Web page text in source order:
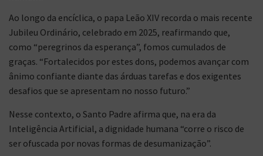
Ao longo da encíclica, o papa Leão XIV recorda o mais recente
Jubileu Ordinário, celebrado em 2025, reafirmando que,
como “peregrinos da esperança”, fomos cumulados de
graças. “Fortalecidos por estes dons, podemos avançar com
ânimo confiante diante das árduas tarefas e dos exigentes
desafios que se apresentam no nosso futuro.”
Nesse contexto, o Santo Padre afirma que, na era da
Inteligência Artificial, a dignidade humana “corre o risco de
ser ofuscada por novas formas de desumanização”.